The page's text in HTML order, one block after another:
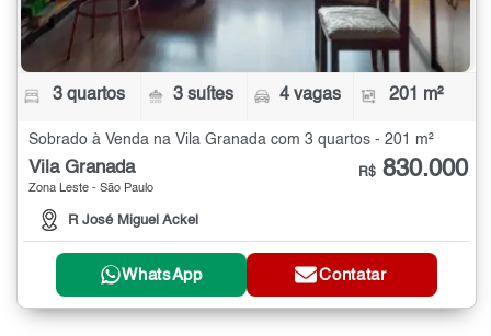
3 quartos 3 suítes 4 vagas 201 m²
Sobrado à Venda na Vila Granada com 3 quartos - 201 m²
Vila Granada
Zona Leste - São Paulo
R José Miguel Ackel
R$ 830.000
WhatsApp Contatar